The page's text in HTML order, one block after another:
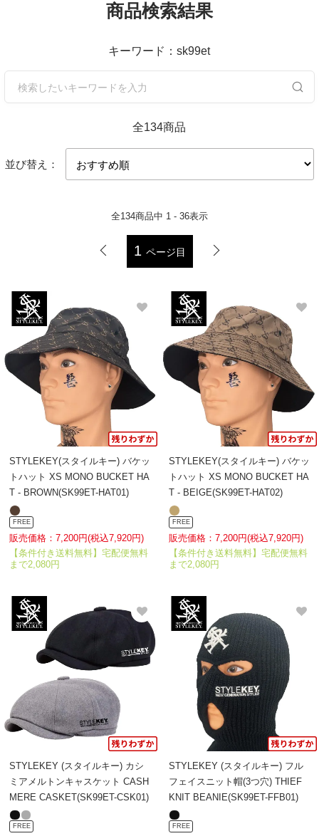
商品検索結果
キーワード：sk99et
全134商品
並び替え：
全134商品中 1 - 36表示
1 ページ目
STYLEKEY(スタイルキー) バケッ
トハット XS MONO BUCKET HA
T - BROWN(SK99ET-HAT01)
FREE
販売価格：7,200円(税込7,920円)
【条件付き送料無料】宅配便無料
まで2,080円
STYLEKEY(スタイルキー) バケッ
トハット XS MONO BUCKET HA
T - BEIGE(SK99ET-HAT02)
FREE
販売価格：7,200円(税込7,920円)
【条件付き送料無料】宅配便無料
まで2,080円
STYLEKEY (スタイルキー) カシ
ミアメルトンキャスケット CASH
MERE CASKET(SK99ET-CSK01)
FREE
STYLEKEY (スタイルキー) フル
フェイスニット帽(3つ穴) THIEF
KNIT BEANIE(SK99ET-FFB01)
FREE